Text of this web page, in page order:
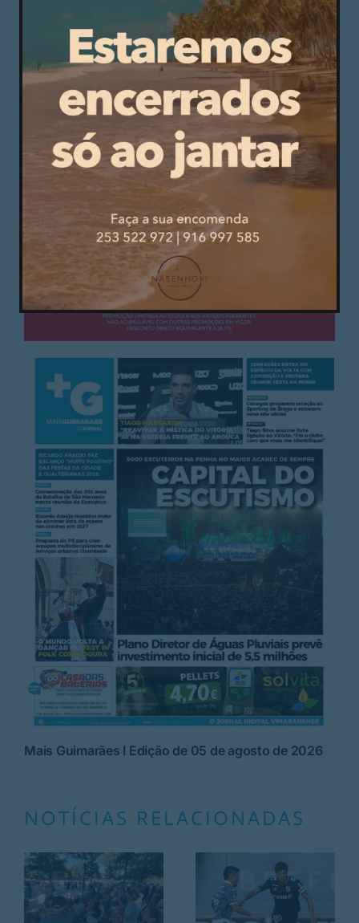
Mais Guimarães I Edição de 05 de agosto de 2026
NOTÍCIAS RELACIONADAS